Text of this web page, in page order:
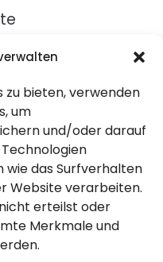
zu bieten, verwenden
um
und/oder darauf
wie das Surfverhalten
Website verarbeiten.
erteilst oder
Merkmale und